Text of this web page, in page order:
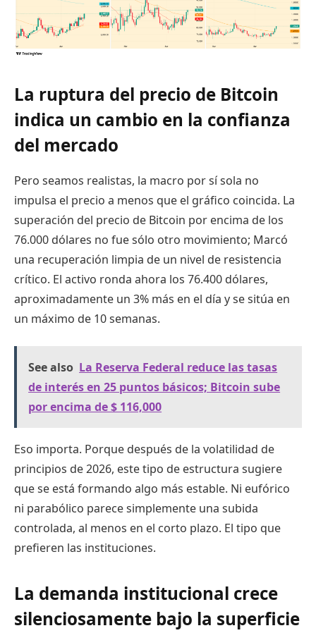
La ruptura del precio de Bitcoin
indica un cambio en la confianza
del mercado
Pero seamos realistas, la macro por sí sola no
impulsa el precio a menos que el gráfico coincida. La
superación del precio de Bitcoin por encima de los
76.000 dólares no fue sólo otro movimiento; Marcó
una recuperación limpia de un nivel de resistencia
crítico. El activo ronda ahora los 76.400 dólares,
aproximadamente un 3% más en el día y se sitúa en
un máximo de 10 semanas.
See also La Reserva Federal reduce las tasas
de interés en 25 puntos básicos; Bitcoin sube
por encima de $ 116,000
Eso importa. Porque después de la volatilidad de
principios de 2026, este tipo de estructura sugiere
que se está formando algo más estable. Ni eufórico
ni parabólico parece simplemente una subida
controlada, al menos en el corto plazo. El tipo que
prefieren las instituciones.
La demanda institucional crece
silenciosamente bajo la superficie